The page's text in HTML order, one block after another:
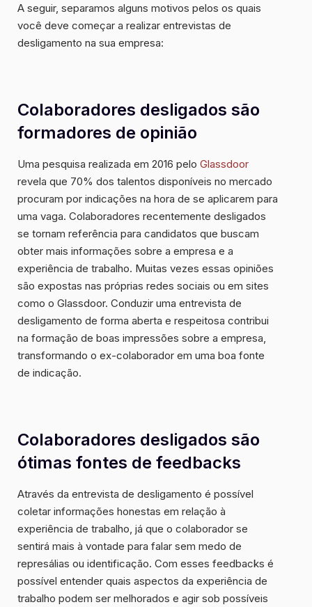
A seguir, separamos alguns motivos pelos os quais
você deve começar a realizar entrevistas de
desligamento na sua empresa:
Colaboradores desligados são
formadores de opinião
Uma pesquisa realizada em 2016 pelo Glassdoor
revela que 70% dos talentos disponíveis no mercado
procuram por indicações na hora de se aplicarem para
uma vaga. Colaboradores recentemente desligados
se tornam referência para candidatos que buscam
obter mais informações sobre a empresa e a
experiência de trabalho. Muitas vezes essas opiniões
são expostas nas próprias redes sociais ou em sites
como o Glassdoor. Conduzir uma entrevista de
desligamento de forma aberta e respeitosa contribui
na formação de boas impressões sobre a empresa,
transformando o ex-colaborador em uma boa fonte
de indicação.
Colaboradores desligados são
ótimas fontes de feedbacks
Através da entrevista de desligamento é possível
coletar informações honestas em relação à
experiência de trabalho, já que o colaborador se
sentirá mais à vontade para falar sem medo de
represálias ou identificação. Com esses feedbacks é
possível entender quais aspectos da experiência de
trabalho podem ser melhorados e agir sob possíveis